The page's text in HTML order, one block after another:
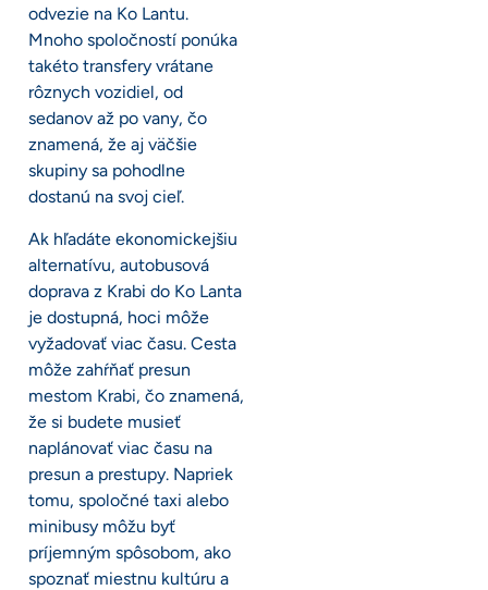
odvezie na Ko Lantu.
Mnoho spoločností ponúka
takéto transfery vrátane
rôznych vozidiel, od
sedanov až po vany, čo
znamená, že aj väčšie
skupiny sa pohodlne
dostanú na svoj cieľ.
Ak hľadáte ekonomickejšiu
alternatívu, autobusová
doprava z Krabi do Ko Lanta
je dostupná, hoci môže
vyžadovať viac času. Cesta
môže zahŕňať presun
mestom Krabi, čo znamená,
že si budete musieť
naplánovať viac času na
presun a prestupy. Napriek
tomu, spoločné taxi alebo
minibusy môžu byť
príjemným spôsobom, ako
spoznať miestnu kultúru a